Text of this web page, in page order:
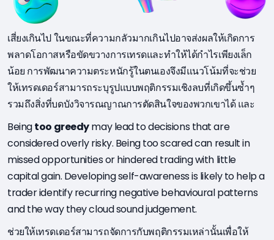
เสี่ยงเกินไป ในขณะที่ความกลัวมากเกินไปอาจส่งผลให้เกิดการ
พลาดโอกาสหรือขัดขวางการเทรดและทำให้ได้กำไรเพียงเล็ก
น้อย การพัฒนาความตระหนักรู้ในตนเองจึงมีแนวโน้มที่จะช่วย
ให้เทรดเดอร์สามารถระบุรูปแบบพฤติกรรมเชิงลบที่เกิดขึ้นซ้ำๆ
รวมถึงสิ่งที่บดบังวิจารณญาณการตัดสินใจของพวกเขาได้ และ
Beingtoo greedymay lead to decisions that are
considered overly risky. Being too scared can result in
missed opportunities or hindered trading with little
capital gain. Developing self-awareness is likely to help a
trader identify recurring negative behavioural patterns
and the way they cloud sound judgement.
ช่วยให้เทรดเดอร์สามารถจัดการกับพฤติกรรมเหล่านั้นเพื่อให้